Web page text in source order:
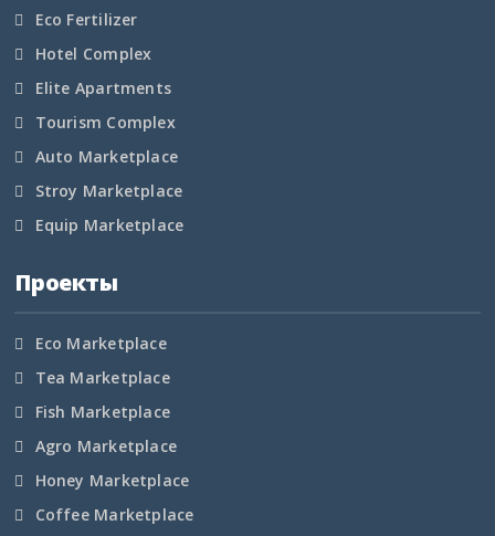
Eco Fertilizer
Hotel Complex
Elite Apartments
Tourism Complex
Auto Marketplace
Stroy Marketplace
Equip Marketplace
Проекты
Eco Marketplace
Tea Marketplace
Fish Marketplace
Agro Marketplace
Honey Marketplace
Coffee Marketplace